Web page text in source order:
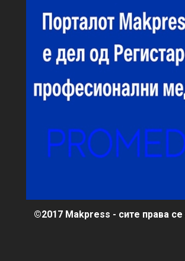
©2017 Makpress - сите права